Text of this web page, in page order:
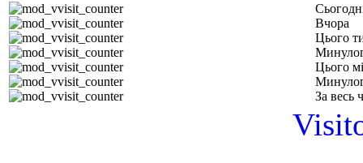
Вчора
Цього
Цього
За весь